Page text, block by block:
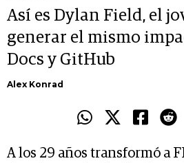
Así es Dylan Field, el
generar el mismo
Docs y GitHub
Alex Konrad
A los 29 años transformó a